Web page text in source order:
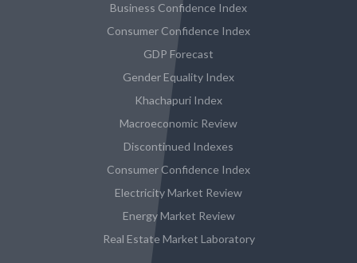
Business Confidence Index
Consumer Confidence Index
GDP Forecast
Gender Equality Index
Khachapuri Index
Macroeconomic Review
Discontinued Indexes
Consumer Confidence Index
Electricity Market Review
Energy Market Review
Real Estate Market Laboratory